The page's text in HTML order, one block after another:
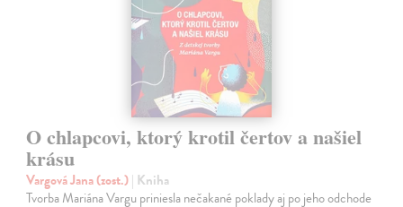
O chlapcovi, ktorý krotil čertov a našiel
krásu
Vargová Jana (zost.)| Kniha
Tvorba Mariána Vargu priniesla nečakané poklady aj po jeho odchode